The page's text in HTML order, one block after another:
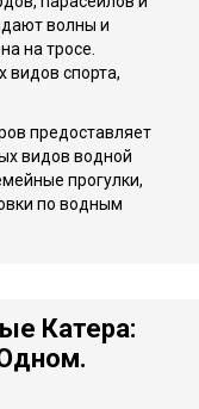
волны и
на тросе.
видов спорта,
предоставляет
видов водной
прогулки,
по водным
Катера: